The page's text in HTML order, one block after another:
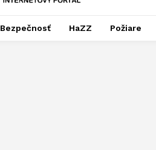
Bezpečnosť HaZZ Požiare